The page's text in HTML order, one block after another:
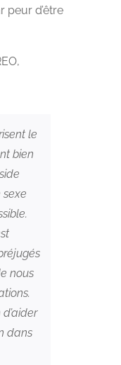
peur d’être
le
bien
nous
dans